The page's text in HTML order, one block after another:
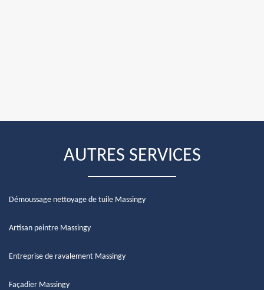
AUTRES SERVICES
Démoussage nettoyage de tuile Massingy
Artisan peintre Massingy
Entreprise de ravalement Massingy
Façadier Massingy